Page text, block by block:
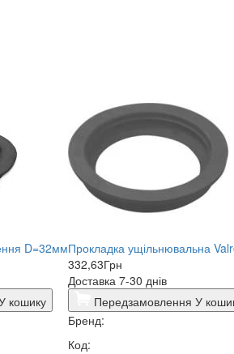
D=32мм
кошику
Прокладка ущільнювальна
332,63Грн
Доставка 7-30 днів
Передзамовлення У
Бренд:
Код: